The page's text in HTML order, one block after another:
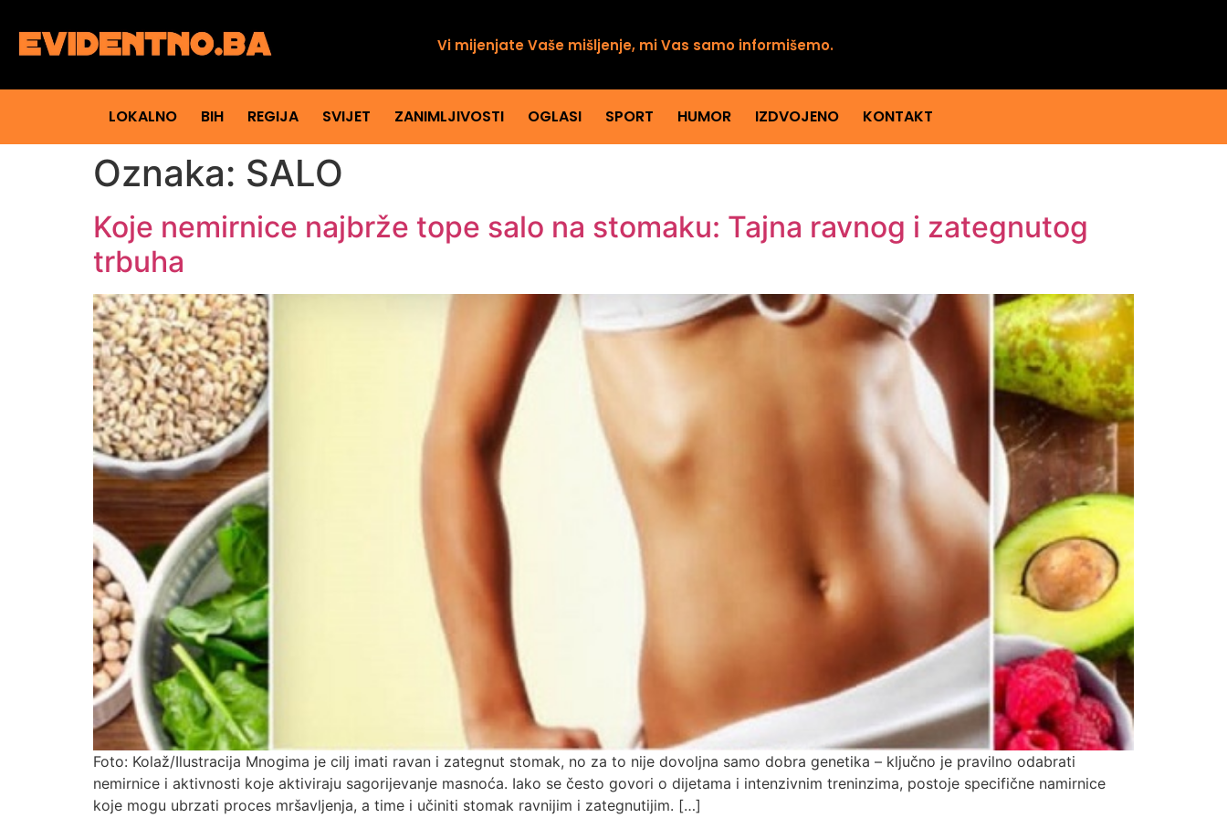
Vi mijenjate Vaše mišljenje, mi Vas samo informišemo.
LOKALNO BIH REGIJA SVIJET ZANIMLJIVOSTI OGLASI SPORT HUMOR IZDVOJENO KONTAKT
Oznaka: SALO
Koje nemirnice najbrže tope salo na stomaku: Tajna ravnog i zategnutog
trbuha
Foto: Kolaž/Ilustracija Mnogima je cilj imati ravan i zategnut stomak, no za to nije dovoljna samo dobra genetika – ključno je pravilno odabrati
nemirnice i aktivnosti koje aktiviraju sagorijevanje masnoća. Iako se često govori o dijetama i intenzivnim treninzima, postoje specifične namirnice
koje mogu ubrzati proces mršavljenja, a time i učiniti stomak ravnijim i zategnutijim. […]